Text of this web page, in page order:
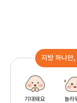
지방 하나만
기대돼요 놀라